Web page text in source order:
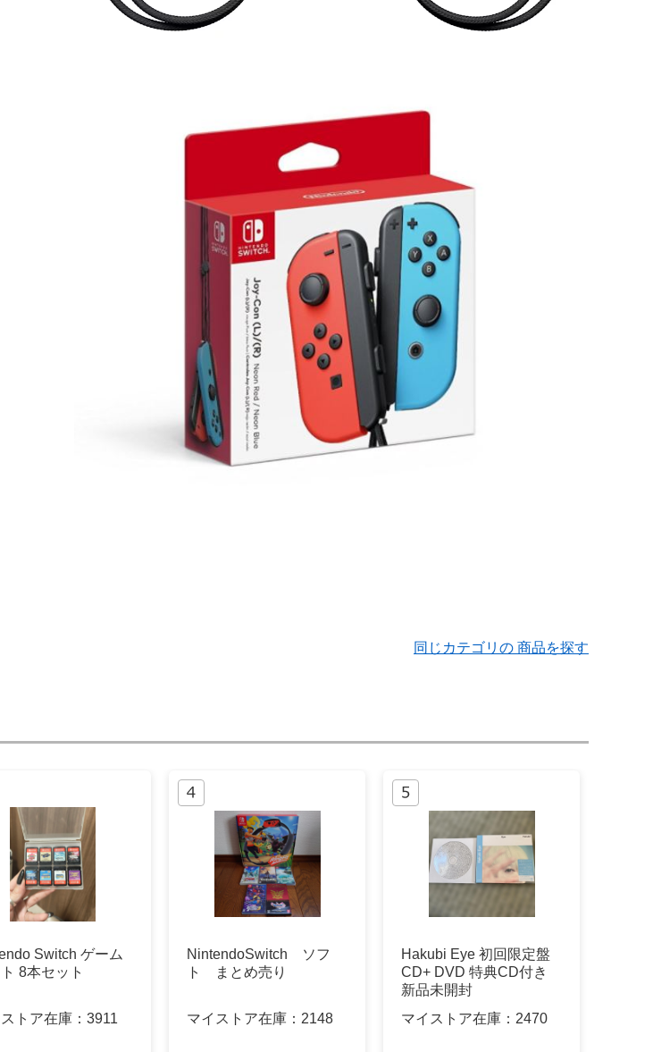
同じカテゴリの 商品を探す
Switch ゲーム
8本セット
トア在庫： 3911
NintendoSwitch ソフ
ト まとめ売り
マイストア在庫： 2148
Hakubi Eye 初回限定盤
CD+ DVD 特典CD付き
新品未開封
マイストア在庫： 2470